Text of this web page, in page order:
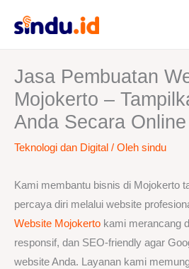
Jasa Pembuatan
Mojokerto –
Anda Secara Online
Teknologi dan Digital / Oleh sindu
Kami membantu bisnis di Mojokerto
percaya diri melalui website
Website Mojokerto kami merancang
responsif, dan SEO-friendly agar
website Anda. Layanan kami